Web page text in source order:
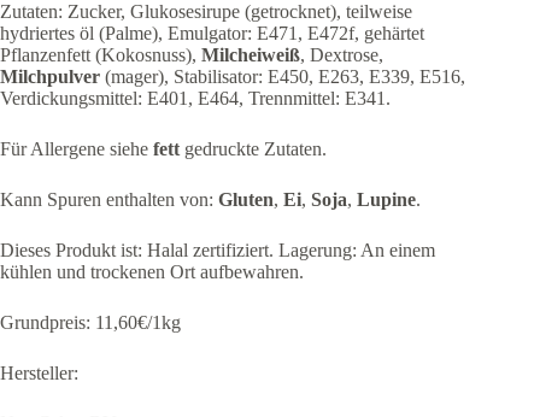
Zutaten: Zucker, Glukosesirupe (getrocknet), teilweise
hydriertes öl (Palme), Emulgator: E471, E472f, gehärtet
Pflanzenfett (Kokosnuss), Milcheiweiß, Dextrose,
Milchpulver (mager), Stabilisator: E450, E263, E339, E516,
Verdickungsmittel: E401, E464, Trennmittel: E341.
Für Allergene siehe fettgedruckte Zutaten.
Kann Spuren enthalten von: Gluten, Ei, Soja, Lupine.
Dieses Produkt ist: Halal zertifiziert. Lagerung: An einem
kühlen und trockenen Ort aufbewahren.
Grundpreis: 11,60€/1kg
Hersteller: